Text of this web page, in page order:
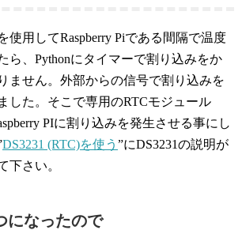
使用してRaspberry Piである間隔で温度
ら、Pythonにタイマーで割り込みをか
ません。外部からの信号で割り込みを
した。そこで専用のRTCモジュール
PIに割り込みを発生させる事にし
DS3231 (RTC)を使う ”にDS3231の説明が
下さい。
になったので